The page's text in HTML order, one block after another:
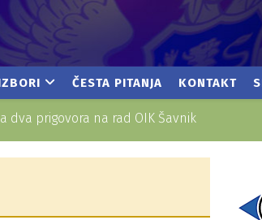
ČESTA PITANJA KONTAKT
dva prigovora na rad OIK Šavnik